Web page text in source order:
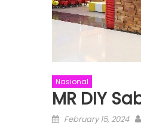
Nasional
MR DIY
Posted
February 15, 2024